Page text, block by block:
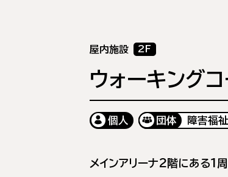
屋内施設 2F
ウォーキング
個人 団体 障害福
メインアリーナ2階にある1